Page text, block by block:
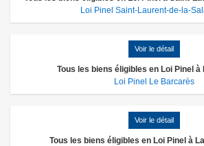
Loi Pinel Saint-Laurent-de-la-
Voir le détail
Tous les biens éligibles en Loi Pinel
Loi Pinel Le Barcarès
Voir le détail
Tous les biens éligibles en Loi Pinel à